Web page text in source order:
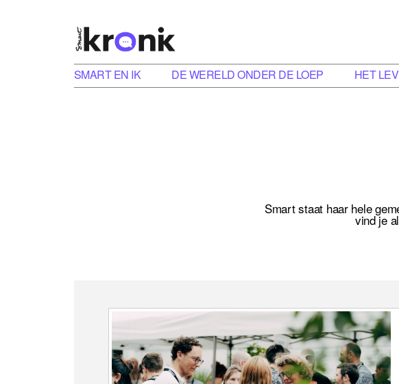
SMART EN IK DE WERELD ONDER DE LOEP HET
Smart staat haar hele
vind je